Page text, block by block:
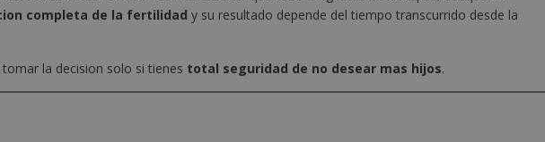
completa de la fertilidad y su resultado depende del tiempo transcurrido desde la
la decision solo si tienes total seguridad de no desear mas hijos.